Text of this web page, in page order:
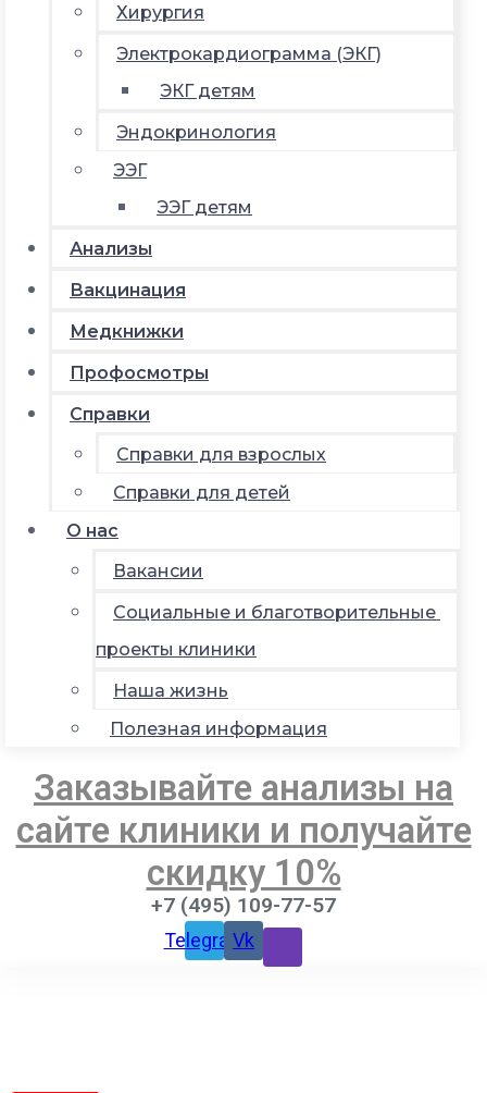
Хирургия
Электрокардиограмма (ЭКГ)
ЭКГ детям
Эндокринология
ЭЭГ
ЭЭГ детям
Анализы
Вакцинация
Медкнижки
Профосмотры
Справки
Справки для взрослых
Справки для детей
О нас
Вакансии
Социальные и благотворительные
проекты клиники
Наша жизнь
Полезная информация
Заказывайте анализы на
сайте клиники и получайте
скидку 10%
+7 (495) 109-77-57
TelegramVk